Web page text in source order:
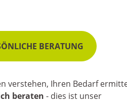
BERATUNG
verstehen, Ihren Bedarf
beraten - dies ist unser